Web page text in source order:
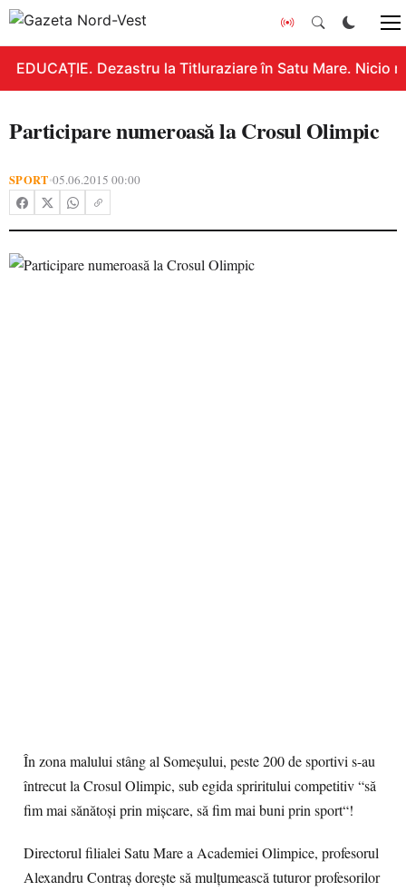
EDUCAȚIE. Dezastru la Titluraziare în Satu Mare. Nicio
Participare numeroasă la Crosul Olimpic
SPORT•05.06.2015 00:00
În zona malului stâng al Someşului, peste 200 de sportivi s-au
întrecut la Crosul Olimpic, sub egida spriritului competitiv “să
fim mai sănătoşi prin mişcare, să fim mai buni prin sport“!
Directorul filialei Satu Mare a Academiei Olimpice, profesorul
Alexandru Contraş doreşte să mulţumească tuturor profesorilor